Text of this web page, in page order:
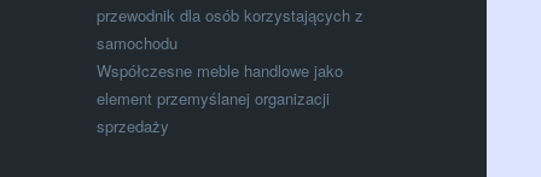
przewodnik dla osób korzystających z
samochodu
Współczesne meble handlowe jako
element przemyślanej organizacji
sprzedaży